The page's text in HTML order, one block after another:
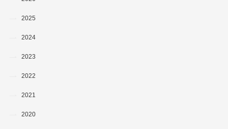
2025
2024
2023
2022
2021
2020